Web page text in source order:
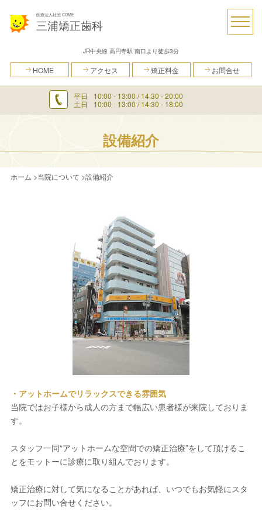
医療法人社団 COME
三浦矯正歯科
JR中央線 高円寺駅 南口より徒歩3分
HOME アクセス 矯正料金 お問合せ
平日
10:00 - 13:00 / 14:30 - 20:00
土日
10:00 - 13:00 / 14:30 - 18:00
ホーム >当院について >設備紹介
設備紹介
・アットホームでリラックスできる雰囲気
当院ではお子様から成人の方まで幅広い患者様が来院しておりま
す。
スタッフ一同“アットホームな空間での矯正治療”をして頂けるこ
とをモットーに診療に取り組んでおります。
矯正治療に対して気になることがあれば、いつでもお気軽にスタ
ッフにお問い合せください。